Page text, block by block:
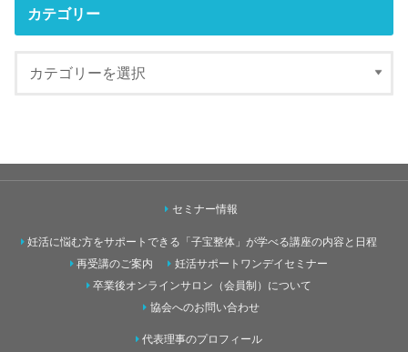
カテゴリー
セミナー情報
妊活に悩む方をサポートできる「子宝整体」が学べる講座の内容と日程
再受講のご案内
妊活サポートワンデイセミナー
卒業後オンラインサロン（会員制）について
協会へのお問い合わせ
代表理事のプロフィール